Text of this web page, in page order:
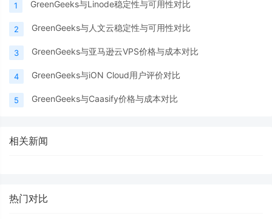
1 GreenGeeks与Linode稳定性与可用性对比
2 GreenGeeks与人文云稳定性与可用性对比
3 GreenGeeks与亚马逊云VPS价格与成本对比
4 GreenGeeks与iON Cloud用户评价对比
5 GreenGeeks与Caasify价格与成本对比
相关新闻
热门对比